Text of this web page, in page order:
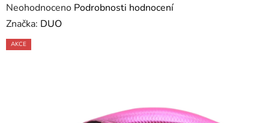
Průměrné
hodnocení
produktu
Neohodnoceno Podrobnosti hodnocení
Značka: DUO
AKCE